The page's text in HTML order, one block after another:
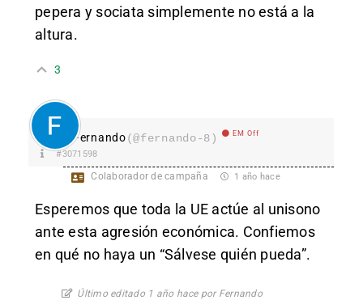
pepera y sociata simplemente no está a la
altura.
3
Fernando(@fernando-8) EM Off
#3071598
Colaborador de campaña 1 año hace
Esperemos que toda la UE actúe al unisono
ante esta agresión económica. Confiemos
en qué no haya un “Sálvese quién pueda”.
Último editado 1 año hace por Fernando